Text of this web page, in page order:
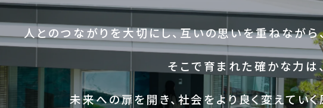
人とのつながりを大切にし、互いの思いを重ねながら
そこで育まれた確かな力は
未来への扉を開き、社会をより良く変えてい